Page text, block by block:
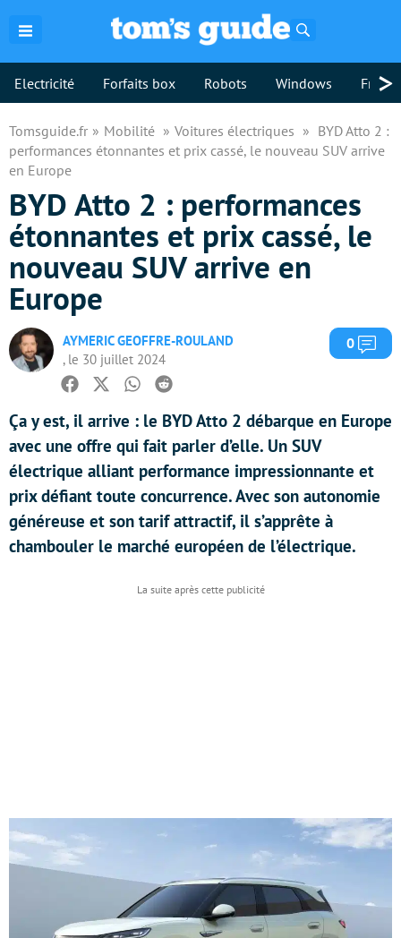
Electricité Forfaits box Robots Windows >
Tomsguide.fr Mobilité Voitures électriques
BYD Atto 2 :
performances étonnantes et prix cassé, le nouveau SUV arrive
en Europe
BYD Atto 2 : performances
étonnantes et prix cassé, le
nouveau SUV arrive en
Europe
AYMERIC GEOFFRE-ROULAND
, le 30 juillet 2024
0
Facebook
TwitterWhatsapp
Reddit
Ça y est, il arrive : le BYD Atto 2 débarque en Europe
avec une offre qui fait parler d’elle. Un SUV
électrique alliant performance impressionnante et
prix défiant toute concurrence. Avec son autonomie
généreuse et son tarif attractif, il s’apprête à
chambouler le marché européen de l’électrique.